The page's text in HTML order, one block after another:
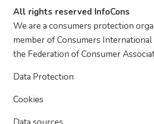
All rights reserved InfoCons
We are a consumers protection
member of Consumers
the Federation of Consumer
Data Protection
Cookies